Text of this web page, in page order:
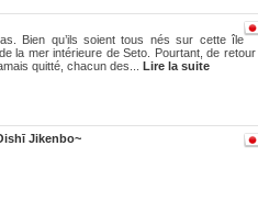
Bien qu’ils soient tous nés sur cette île
la mer intérieure de Seto. Pourtant, de retour
quitté, chacun des... Lire la suite
Jikenbo~